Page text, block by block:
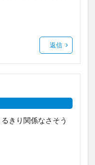
返信
きり関係なさそう